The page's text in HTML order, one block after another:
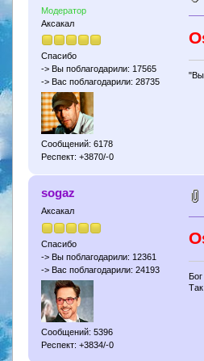
Модератор
Аксакал
Спасибо
-> Вы поблагодарили: 17565
-> Вас поблагодарили: 28735
Сообщений: 6178
Респект: +3870/-0
"Вы
sogaz
Аксакал
Спасибо
-> Вы поблагодарили: 12361
-> Вас поблагодарили: 24193
Сообщений: 5396
Респект: +3834/-0